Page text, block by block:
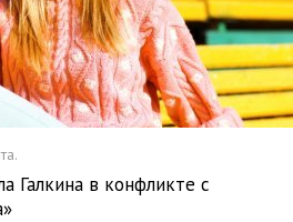
Галкина в конфликте с